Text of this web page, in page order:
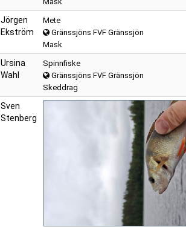
Jörgen
Ekström
Mete
Gränssjöns FVF Gränssjön
Mask
Ursina
Wahl
Spinnfiske
Gränssjöns FVF Gränssjön
Skeddrag
Sven
Stenberg